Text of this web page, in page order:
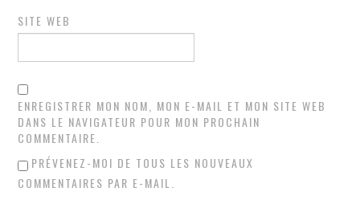
SITE WEB
ENREGISTRER MON NOM, MON E-MAIL ET MON SITE WEB
DANS LE NAVIGATEUR POUR MON PROCHAIN
COMMENTAIRE.
PRÉVENEZ-MOI DE TOUS LES NOUVEAUX
COMMENTAIRES PAR E-MAIL.